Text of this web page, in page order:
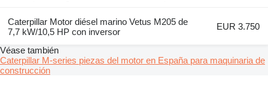
Caterpillar Motor diésel marino Vetus M205 de
7,7 kW/10,5 HP con inversor
EUR 3.750
Véase también
Caterpillar M-series piezas del motor en España para maquinaria de
construcción